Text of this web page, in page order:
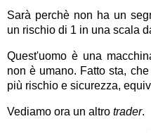
Sarà perchè non ha un
un rischio di 1 in una scala
Quest'uomo è una
non è umano. Fatto sta,
più rischio e sicurezza,
Vediamo ora un altro trader.